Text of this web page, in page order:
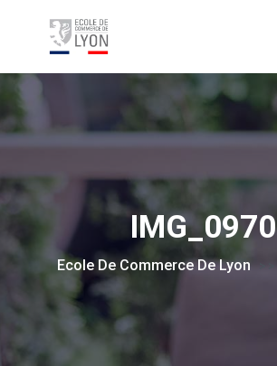
IMG_0970
Ecole De Commerce De Lyon